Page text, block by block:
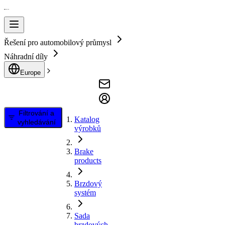
Řešení pro automobilový průmysl
Náhradní díly
Europe
Filtrování a
vyhledávání
Katalog
výrobků
Brake
products
Brzdový
systém
Sada